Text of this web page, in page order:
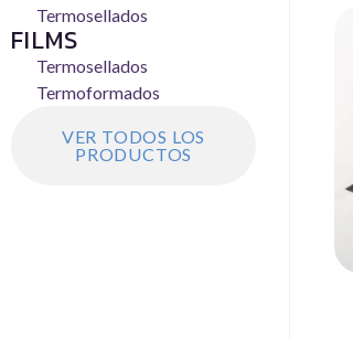
Termosellados
FILMS
Termosellados
Termoformados
VER TODOS LOS
PRODUCTOS